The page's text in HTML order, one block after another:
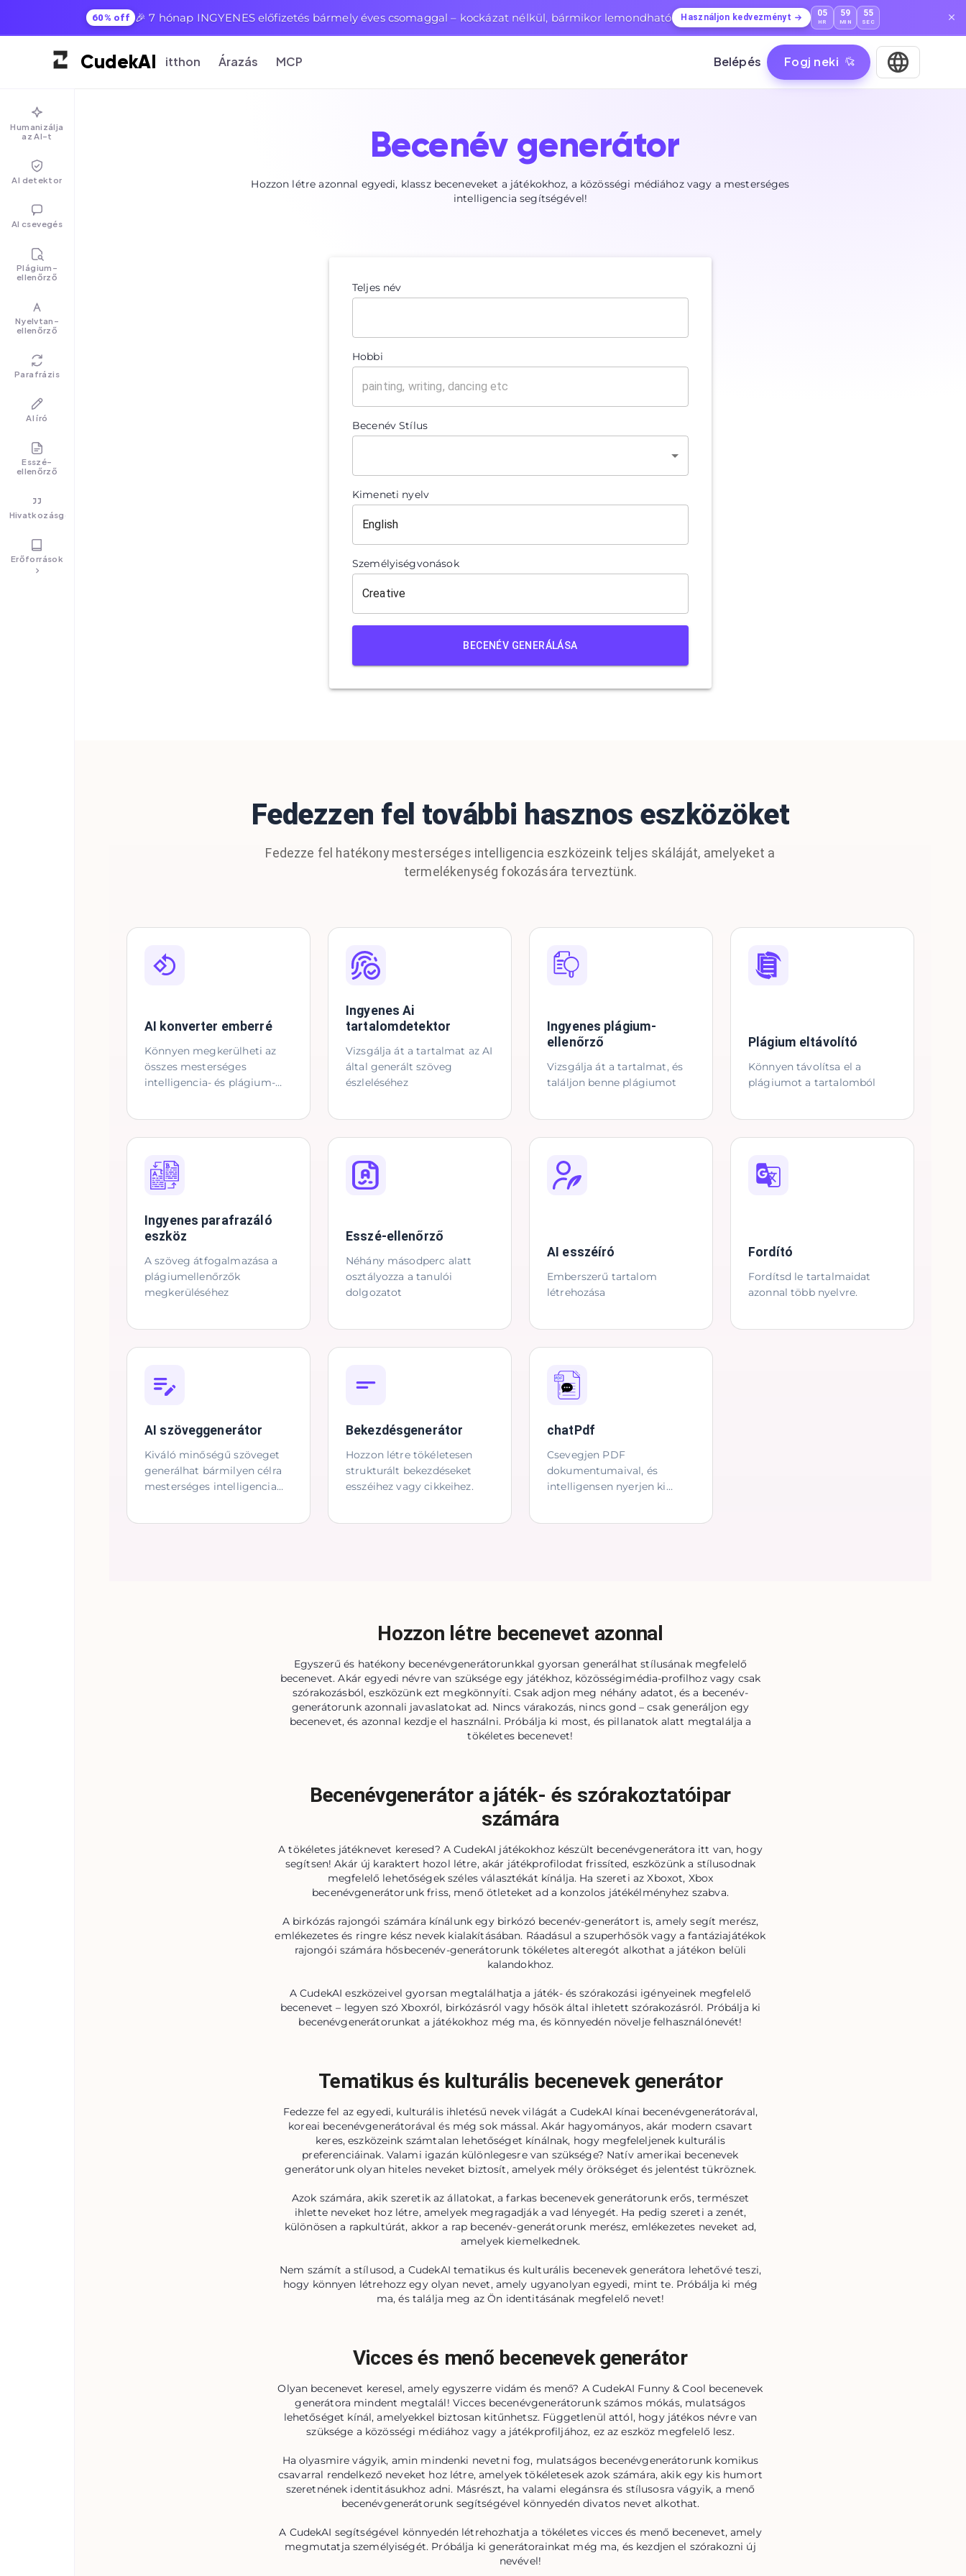
60% off 🎉 7 hónap INGYENES előfizetés bármely éves csomaggal – kockázat nélkül, bármikor lemondható Használjon kedvezményt 05
HR
59
MIN
54
SEC
CudekAI itthon Árazás MCP Belépés Fogj neki
Humanizálja
az AI-t
AI detektor
AI csevegés
Plágium-
ellenőrző
Nyelvtan-
ellenőrző
Parafrázis
AI író
Esszé-
ellenőrző
Hivatkozásgenerátor
Erőforrások
Becenév generátor
Hozzon létre azonnal egyedi, klassz beceneveket a játékokhoz, a közösségi médiához vagy a mesterséges
intelligencia segítségével!
Teljes név
Hobbi
Becenév Stílus
Kimeneti nyelv
Személyiségvonások
BECENÉV GENERÁLÁSA
Fedezzen fel további hasznos eszközöket
Fedezze fel hatékony mesterséges intelligencia eszközeink teljes skáláját, amelyeket a
termelékenység fokozására terveztünk.
AI konverter emberré
Könnyen megkerülheti az
összes mesterséges
intelligencia- és plágium-
Ingyenes Ai
tartalomdetektor
Vizsgálja át a tartalmat az AI
által generált szöveg
észleléséhez
Ingyenes plágium-
ellenőrző
Vizsgálja át a tartalmat, és
találjon benne plágiumot
Plágium eltávolító
Könnyen távolítsa el a
plágiumot a tartalomból
Ingyenes parafrazáló
eszköz
A szöveg átfogalmazása a
plágiumellenőrzők
megkerüléséhez
Esszé-ellenőrző
Néhány másodperc alatt
osztályozza a tanulói
dolgozatot
AI esszéíró
Emberszerű tartalom
létrehozása
Fordító
Fordítsd le tartalmaidat
azonnal több nyelvre.
AI szöveggenerátor
Kiváló minőségű szöveget
generálhat bármilyen célra
mesterséges intelligencia
Bekezdésgenerátor
Hozzon létre tökéletesen
strukturált bekezdéseket
esszéihez vagy cikkeihez.
chatPdf
Csevegjen PDF
dokumentumaival, és
intelligensen nyerjen ki
Hozzon létre becenevet azonnal
Egyszerű és hatékony becenévgenerátorunkkal gyorsan generálhat stílusának megfelelő
becenevet. Akár egyedi névre van szüksége egy játékhoz, közösségimédia-profilhoz vagy csak
szórakozásból, eszközünk ezt megkönnyíti. Csak adjon meg néhány adatot, és a becenév-
generátorunk azonnali javaslatokat ad. Nincs várakozás, nincs gond – csak generáljon egy
becenevet, és azonnal kezdje el használni. Próbálja ki most, és pillanatok alatt megtalálja a
tökéletes becenevet!
Becenévgenerátor a játék- és szórakoztatóipar
számára
A tökéletes játéknevet keresed? A CudekAI játékokhoz készült becenévgenerátora itt van, hogy
segítsen! Akár új karaktert hozol létre, akár játékprofilodat frissíted, eszközünk a stílusodnak
megfelelő lehetőségek széles választékát kínálja. Ha szereti az Xboxot, Xbox
becenévgenerátorunk friss, menő ötleteket ad a konzolos játékélményhez szabva.
A birkózás rajongói számára kínálunk egy birkózó becenév-generátort is, amely segít merész,
emlékezetes és ringre kész nevek kialakításában. Ráadásul a szuperhősök vagy a fantáziajátékok
rajongói számára hősbecenév-generátorunk tökéletes alteregót alkothat a játékon belüli
kalandokhoz.
A CudekAI eszközeivel gyorsan megtalálhatja a játék- és szórakozási igényeinek megfelelő
becenevet – legyen szó Xboxról, birkózásról vagy hősök által ihletett szórakozásról. Próbálja ki
becenévgenerátorunkat a játékokhoz még ma, és könnyedén növelje felhasználónevét!
Tematikus és kulturális becenevek generátor
Fedezze fel az egyedi, kulturális ihletésű nevek világát a CudekAI kínai becenévgenerátorával,
koreai becenévgenerátorával és még sok mással. Akár hagyományos, akár modern csavart
keres, eszközeink számtalan lehetőséget kínálnak, hogy megfeleljenek kulturális
preferenciáinak. Valami igazán különlegesre van szüksége? Natív amerikai becenevek
generátorunk olyan hiteles neveket biztosít, amelyek mély örökséget és jelentést tükröznek.
Azok számára, akik szeretik az állatokat, a farkas becenevek generátorunk erős, természet
ihlette neveket hoz létre, amelyek megragadják a vad lényegét. Ha pedig szereti a zenét,
különösen a rapkultúrát, akkor a rap becenév-generátorunk merész, emlékezetes neveket ad,
amelyek kiemelkednek.
Nem számít a stílusod, a CudekAI tematikus és kulturális becenevek generátora lehetővé teszi,
hogy könnyen létrehozz egy olyan nevet, amely ugyanolyan egyedi, mint te. Próbálja ki még
ma, és találja meg az Ön identitásának megfelelő nevet!
Vicces és menő becenevek generátor
Olyan becenevet keresel, amely egyszerre vidám és menő? A CudekAI Funny & Cool becenevek
generátora mindent megtalál! Vicces becenévgenerátorunk számos mókás, mulatságos
lehetőséget kínál, amelyekkel biztosan kitűnhetsz. Függetlenül attól, hogy játékos névre van
szüksége a közösségi médiához vagy a játékprofiljához, ez az eszköz megfelelő lesz.
Ha olyasmire vágyik, amin mindenki nevetni fog, mulatságos becenévgenerátorunk komikus
csavarral rendelkező neveket hoz létre, amelyek tökéletesek azok számára, akik egy kis humort
szeretnének identitásukhoz adni. Másrészt, ha valami elegánsra és stílusosra vágyik, a menő
becenévgenerátorunk segítségével könnyedén divatos nevet alkothat.
A CudekAI segítségével könnyedén létrehozhatja a tökéletes vicces és menő becenevet, amely
megmutatja személyiségét. Próbálja ki generátorainkat még ma, és kezdjen el szórakozni új
nevével!